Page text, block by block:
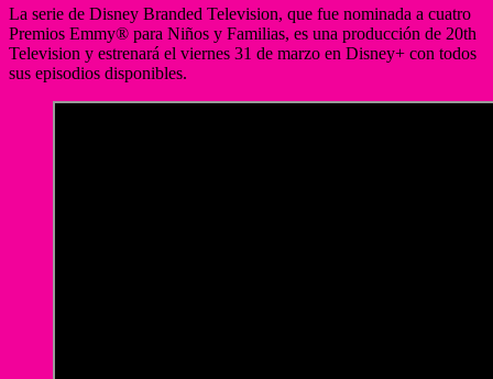
La serie de Disney Branded Television, que fue nominada a cuatro
Premios Emmy® para Niños y Familias, es una producción de 20th
Television y estrenará el viernes 31 de marzo en Disney+ con todos
sus episodios disponibles.